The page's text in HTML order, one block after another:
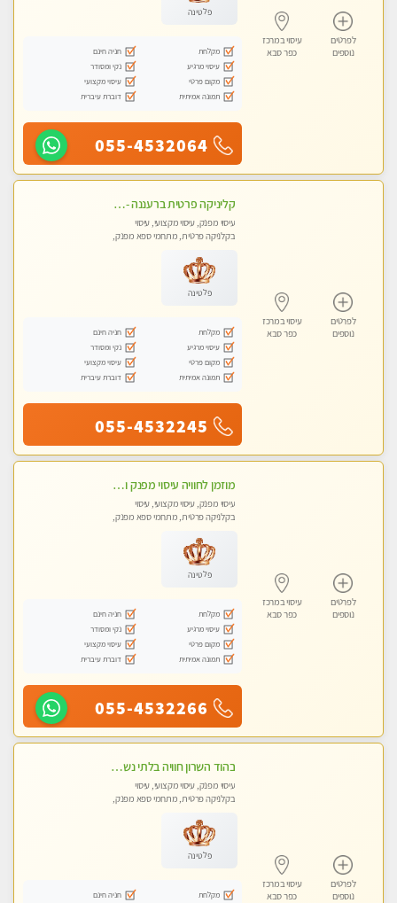
לפרטים
נוספים
עיסוי במרכז
כפר סבא
פלטינה
מקלחת
חניה חינם
עיסוי מרגיע
נקי ומסודר
מקום פרטי
עיסוי מקצועי
תמונה אמיתית
דוברת עיברית
055-4532064
לפרטים
נוספים
עיסוי במרכז
כפר סבא
קליניקה פרטית ברעננה -מעסה איכותית לעיסוי מקצועי ומפנק לכל שרירי הגוף...
עיסוי מפנק, עיסוי מקצועי, עיסוי
בקלניקה פרטית, מתחמי ספא מפנק,
פלטינה
מקלחת
חניה חינם
עיסוי מרגיע
נקי ומסודר
מקום פרטי
עיסוי מקצועי
תמונה אמיתית
דוברת עיברית
055-4532245
לפרטים
נוספים
עיסוי במרכז
כפר סבא
מוזמן לחוויה עיסוי מפנק ומקצועי ביותר בכפר -סבא בקליניקה פרטית
עיסוי מפנק, עיסוי מקצועי, עיסוי
בקלניקה פרטית, מתחמי ספא מפנק,
פלטינה
מקלחת
חניה חינם
עיסוי מרגיע
נקי ומסודר
מקום פרטי
עיסוי מקצועי
תמונה אמיתית
דוברת עיברית
055-4532266
לפרטים
נוספים
עיסוי במרכז
כפר סבא
בהוד השרון חוויה בלתי נשכחת ומפנקת במיוחד
עיסוי מפנק, עיסוי מקצועי, עיסוי
בקלניקה פרטית, מתחמי ספא מפנק,
פלטינה
מקלחת
חניה חינם